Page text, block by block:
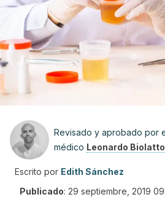
Revisado y aprobado por
médico Leonardo Biolatto
Escrito por Edith Sánchez
Publicado: 29 septiembre, 2019